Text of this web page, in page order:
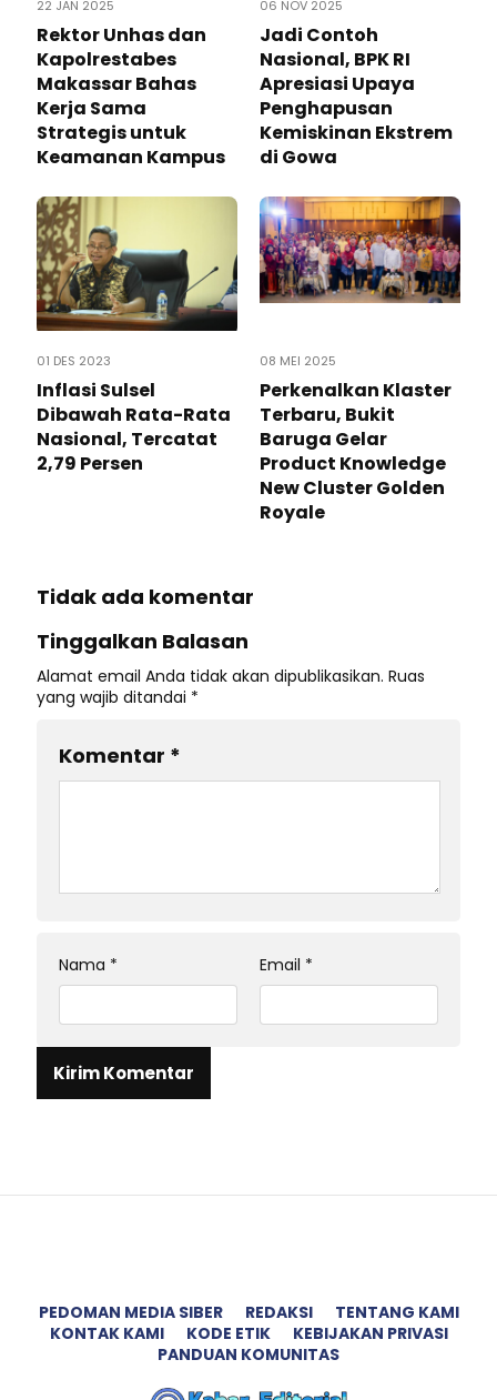
22 JAN 2025
Rektor Unhas dan
Kapolrestabes
Makassar Bahas
Kerja Sama
Strategis untuk
Keamanan Kampus
06 NOV 2025
Jadi Contoh
Nasional, BPK RI
Apresiasi Upaya
Penghapusan
Kemiskinan Ekstrem
di Gowa
01 DES 2023
Inflasi Sulsel
Dibawah Rata-Rata
Nasional, Tercatat
2,79 Persen
08 MEI 2025
Perkenalkan Klaster
Terbaru, Bukit
Baruga Gelar
Product Knowledge
New Cluster Golden
Royale
Tidak ada komentar
Tinggalkan Balasan
Alamat email Anda tidak akan dipublikasikan. Ruas
yang wajib ditandai *
Komentar *
Nama * Email *
PEDOMAN MEDIA SIBER REDAKSI
TENTANG KAMI
KONTAK KAMI
KODE ETIK
KEBIJAKAN PRIVASI
PANDUAN KOMUNITAS